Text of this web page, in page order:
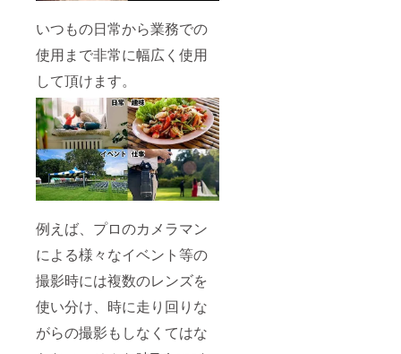
いつもの日常から業務での
使用まで非常に幅広く使用
して頂けます。
例えば、プロのカメラマン
による様々なイベント等の
撮影時には複数のレンズを
使い分け、時に走り回りな
がらの撮影もしなくてはな